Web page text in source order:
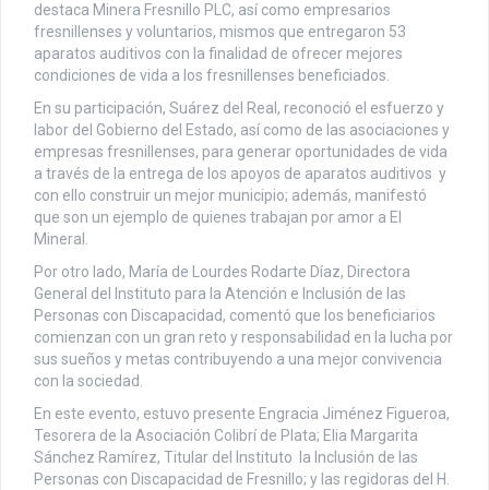
destaca Minera Fresnillo PLC, así como empresarios
fresnillenses y voluntarios, mismos que entregaron 53
aparatos auditivos con la finalidad de ofrecer mejores
condiciones de vida a los fresnillenses beneficiados.
En su participación, Suárez del Real, reconoció el esfuerzo y
labor del Gobierno del Estado, así como de las asociaciones y
empresas fresnillenses, para generar oportunidades de vida
a través de la entrega de los apoyos de aparatos auditivos y
con ello construir un mejor municipio; además, manifestó
que son un ejemplo de quienes trabajan por amor a El
Mineral.
Por otro lado, María de Lourdes Rodarte Díaz, Directora
General del Instituto para la Atención e Inclusión de las
Personas con Discapacidad, comentó que los beneficiarios
comienzan con un gran reto y responsabilidad en la lucha por
sus sueños y metas contribuyendo a una mejor convivencia
con la sociedad.
En este evento, estuvo presente Engracia Jiménez Figueroa,
Tesorera de la Asociación Colibrí de Plata; Elia Margarita
Sánchez Ramírez, Titular del Instituto la Inclusión de las
Personas con Discapacidad de Fresnillo; y las regidoras del H.